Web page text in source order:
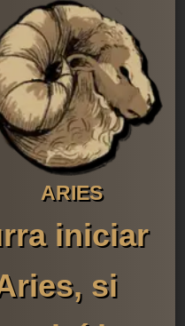
ARIES
iniciar
si